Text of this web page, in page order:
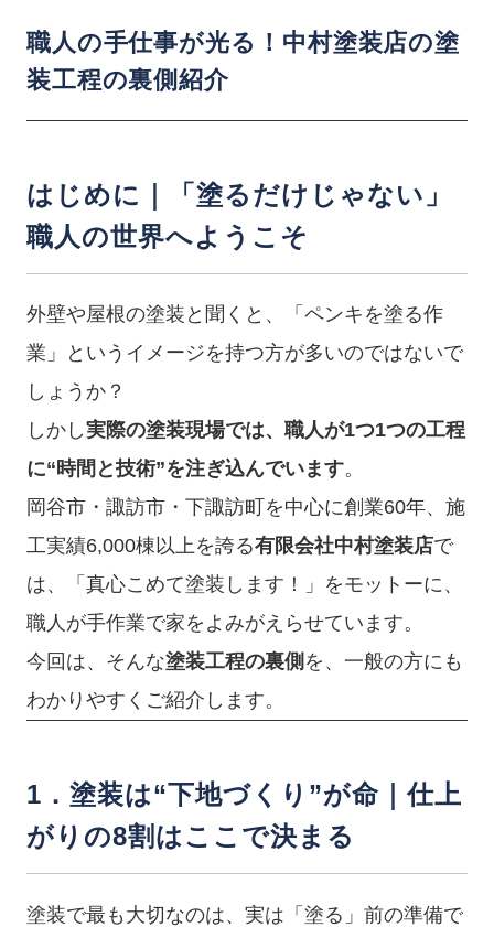
職人の手仕事が光る！中村塗装店の塗
装工程の裏側紹介
はじめに｜「塗るだけじゃない」
職人の世界へようこそ
外壁や屋根の塗装と聞くと、「ペンキを塗る作
業」というイメージを持つ方が多いのではないで
しょうか？
しかし実際の塗装現場では、職人が1つ1つの工程
に“時間と技術”を注ぎ込んでいます。
岡谷市・諏訪市・下諏訪町を中心に創業60年、施
工実績6,000棟以上を誇る有限会社中村塗装店で
は、「真心こめて塗装します！」をモットーに、
職人が手作業で家をよみがえらせています。
今回は、そんな塗装工程の裏側 を、一般の方にも
わかりやすくご紹介します。
1．塗装は“下地づくり”が命｜仕上
がりの8割はここで決まる
塗装で最も大切なのは、実は「塗る」前の準備で